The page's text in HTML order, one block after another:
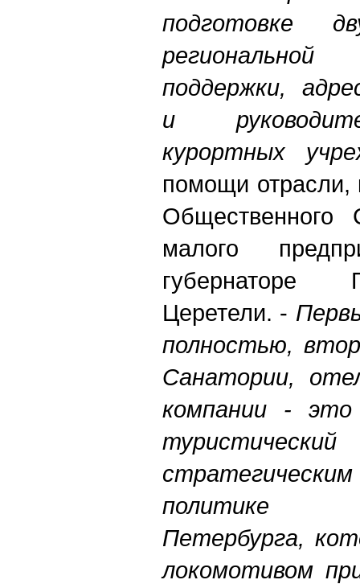
подготовке
поддержки,
и
курортных
помощи отрасли,
Общественного
малого
губернаторе
Церетели. -
полностью,
Санатории,
компании - это
политике
Петербурга,
локомотивом